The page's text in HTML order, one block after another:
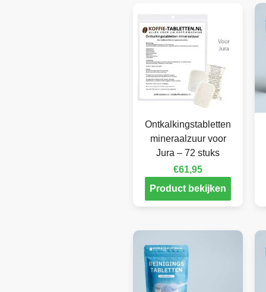
Ontkalkingstabletten
mineraalzuur voor
Jura – 72 stuks
€61,95
Product bekijken